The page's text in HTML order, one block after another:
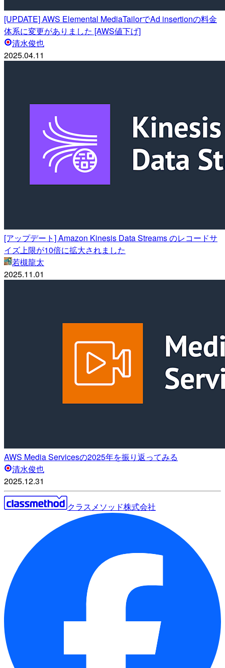
[UPDATE] AWS Elemental MediaTailorでAd insertionの料金
体系に変更がありました [AWS値下げ]
清水俊也
2025.04.11
[アップデート] Amazon Kinesis Data Streams のレコードサ
イズ上限が10倍に拡大されました
若槻龍太
2025.11.01
AWS Media Servicesの2025年を振り返ってみる
清水俊也
2025.12.31
クラスメソッド株式会社